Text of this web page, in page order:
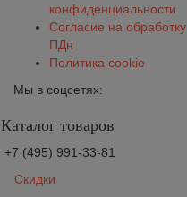
конфиденциальности
Согласие на обработку
ПДн
Политика cookie
Мы в соцсетях:
Каталог товаров
+7 (495) 991-33-81
Скидки